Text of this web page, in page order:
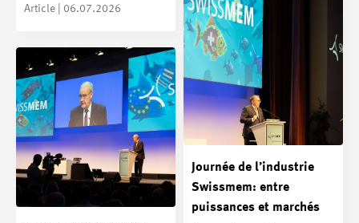
Article | 06.07.2026
Journée de l’industrie
Swissmem: entre
puissances et marchés